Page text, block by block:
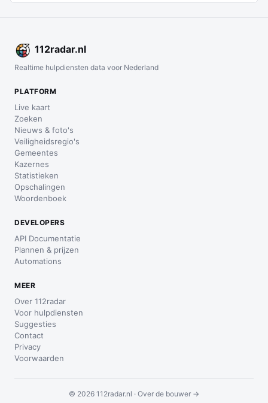
112radar.nl
Realtime hulpdiensten data voor Nederland
PLATFORM
Live kaart
Zoeken
Nieuws & foto's
Veiligheidsregio's
Gemeentes
Kazernes
Statistieken
Opschalingen
Woordenboek
DEVELOPERS
API Documentatie
Plannen & prijzen
Automations
MEER
Over 112radar
Voor hulpdiensten
Suggesties
Contact
Privacy
Voorwaarden
© 2026 112radar.nl · Over de bouwer →